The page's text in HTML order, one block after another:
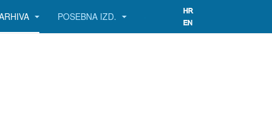
POSEBNA IZD.